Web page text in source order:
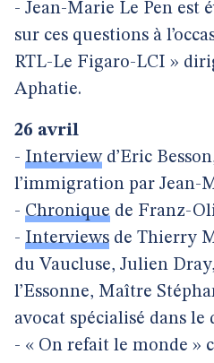
- Jean-Marie Le Pen est
sur ces questions à
RTL-Le Figaro-LCI »
Aphatie.
26 avril
- Interviewd’Eric
l’immigration par Jean-
- Chronique de Franz-
- Interviews de Thierry
du Vaucluse, Julien
l’Essonne, Maître
avocat spécialisé dans le
- « On refait le monde »